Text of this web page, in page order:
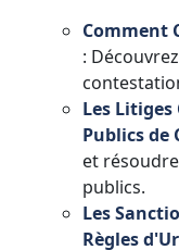
Comment
:
Les
Publics de
et
publics.
Les
Règles